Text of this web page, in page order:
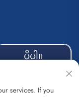
ပို့ပါ။
services. If you